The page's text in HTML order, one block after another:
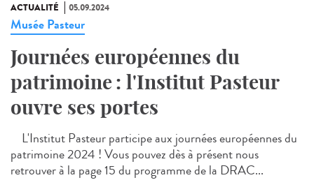
ACTUALITÉ 05.09.2024
Musée Pasteur
Journées européennes du
patrimoine : l'Institut Pasteur
ouvre ses portes
L'Institut Pasteur participe aux journées européennes du
patrimoine 2024 ! Vous pouvez dès à présent nous
retrouver à la page 15 du programme de la DRAC...